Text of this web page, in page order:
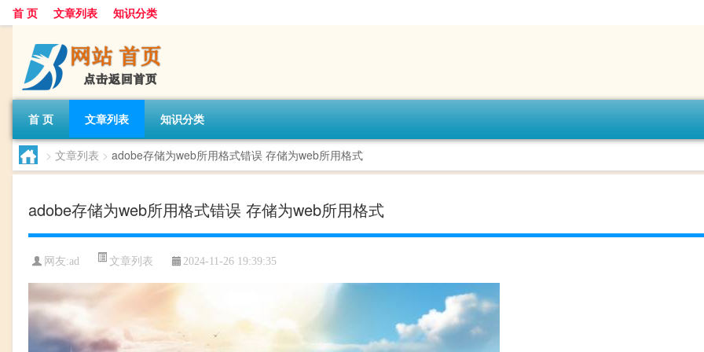
首 页 文章列表 知识分类
首 页 文章列表 知识分类
> 文章列表 > adobe存储为web所用格式错误 存储为web所用格式
adobe存储为web所用格式错误 存储为web所用格式
网友:ad 文章列表 2024-11-26 19:39:35